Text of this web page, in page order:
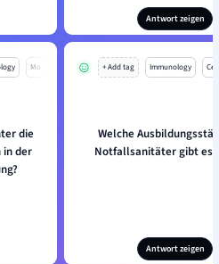
Antwort zeigen
Mo
die
in der
+ Add tag Immunology
Welche
Notfallsanitäter gibt es
Antwort zeigen